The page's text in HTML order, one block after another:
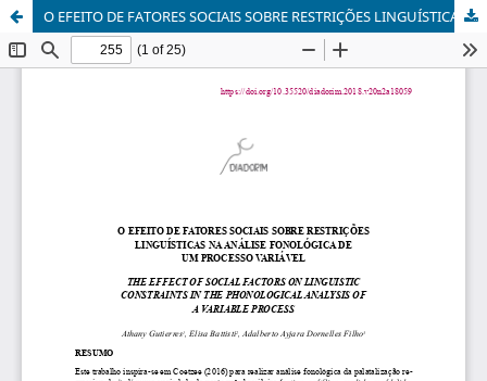
O EFEITO DE FATORES SOCIAIS SOBRE RESTRIÇÕES LINGUÍSTICAS NA ANÁLISE FONOLÓGICA DE UM PROCESSO VARIÁVEL